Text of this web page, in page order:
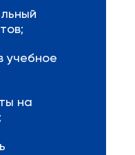
учебное
на